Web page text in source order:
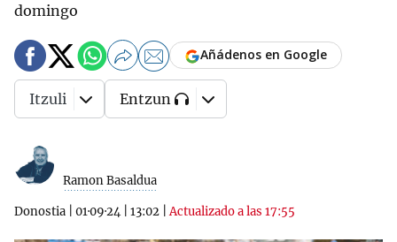
domingo
Ramon Basaldua
Donostia 01·09·24 13:02 |Actualizado a las 17:55
Añádenos en Google
Itzuli Entzun